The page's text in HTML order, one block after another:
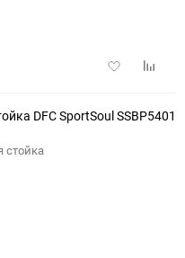
Добавить
DFC SportSoul SSBP5401
стойка